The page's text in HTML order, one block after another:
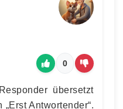
0
übersetzt
Antwortender“.